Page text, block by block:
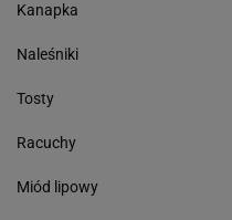
Kanapka
Naleśniki
Tosty
Racuchy
Miód lipowy